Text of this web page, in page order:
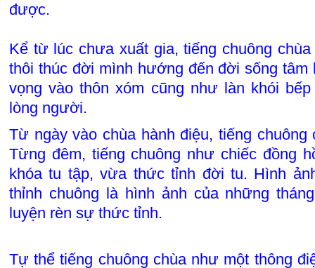
được.
Kể từ lúc chưa xuất gia, tiếng chuông
thôi thúc đời mình hướng đến đời sống tâm
vọng vào thôn xóm cũng như làn khói
lòng người.
Từ ngày vào chùa hành điệu, tiếng
Từng đêm, tiếng chuông như chiếc đồng
khóa tu tập, vừa thức tỉnh đời tu. Hình
thỉnh chuông là hình ảnh của những
luyện rèn sự thức tỉnh.
Tự thể tiếng chuông chùa như một thông